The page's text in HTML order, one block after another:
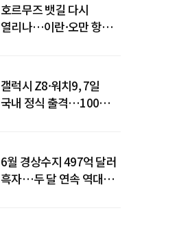
호르무즈 뱃길 다시
열리나…이란·오만 항로
갤럭시 Z8·워치9, 7일
국내 정식 출격…100개국
6월 경상수지 497억 달러
흑자…두 달 연속 역대